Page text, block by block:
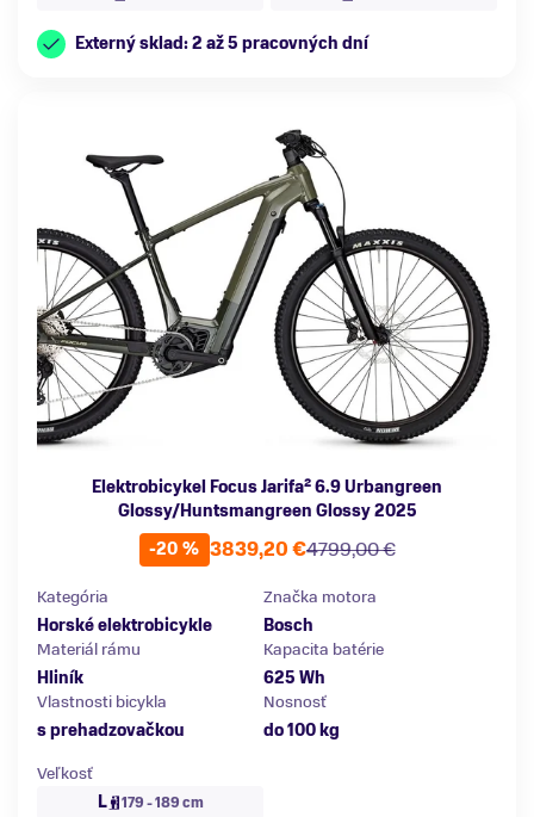
Externý sklad: 2 až 5 pracovných dní
Elektrobicykel Focus Jarifa² 6.9 Urbangreen
Glossy/Huntsmangreen Glossy 2025
-20 %
4799,00 €
3839,20 €
Kategória
Horské elektrobicykle
Značka motora
Bosch
Materiál rámu
Hliník
Kapacita batérie
625 Wh
Vlastnosti bicykla
s prehadzovačkou
Nosnosť
do 100 kg
Veľkosť
L
179 - 189 cm